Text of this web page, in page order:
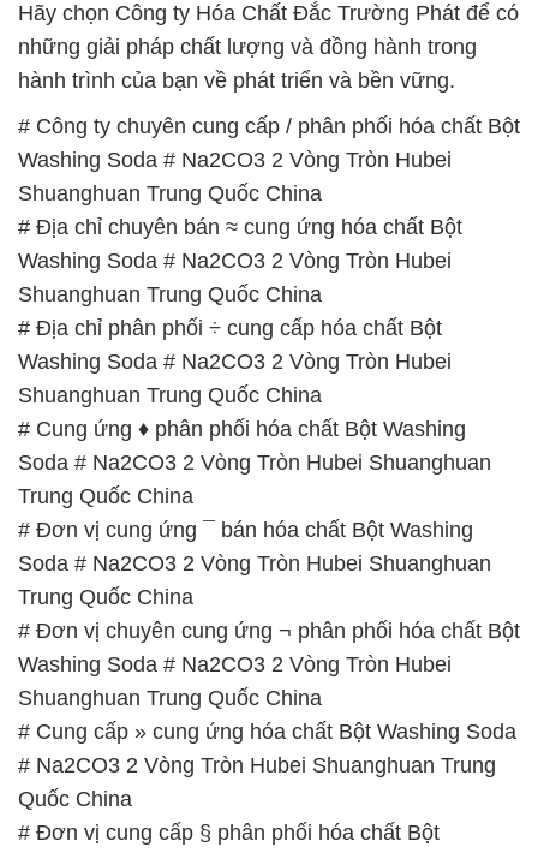
Hãy chọn Công ty Hóa Chất Đắc Trường Phát để có
những giải pháp chất lượng và đồng hành trong
hành trình của bạn về phát triển và bền vững.
# Công ty chuyên cung cấp / phân phối hóa chất Bột
Washing Soda # Na2CO3 2 Vòng Tròn Hubei
Shuanghuan Trung Quốc China
# Địa chỉ chuyên bán ≈ cung ứng hóa chất Bột
Washing Soda # Na2CO3 2 Vòng Tròn Hubei
Shuanghuan Trung Quốc China
# Địa chỉ phân phối ÷ cung cấp hóa chất Bột
Washing Soda # Na2CO3 2 Vòng Tròn Hubei
Shuanghuan Trung Quốc China
# Cung ứng ♦ phân phối hóa chất Bột Washing
Soda # Na2CO3 2 Vòng Tròn Hubei Shuanghuan
Trung Quốc China
# Đơn vị cung ứng ¯ bán hóa chất Bột Washing
Soda # Na2CO3 2 Vòng Tròn Hubei Shuanghuan
Trung Quốc China
# Đơn vị chuyên cung ứng ¬ phân phối hóa chất Bột
Washing Soda # Na2CO3 2 Vòng Tròn Hubei
Shuanghuan Trung Quốc China
# Cung cấp » cung ứng hóa chất Bột Washing Soda
# Na2CO3 2 Vòng Tròn Hubei Shuanghuan Trung
Quốc China
# Đơn vị cung cấp § phân phối hóa chất Bột